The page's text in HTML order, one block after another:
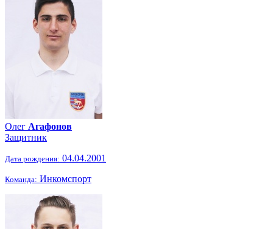
Олег Агафонов
Защитник
Дата рождения: 04.04.2001
Команда: Инкомспорт